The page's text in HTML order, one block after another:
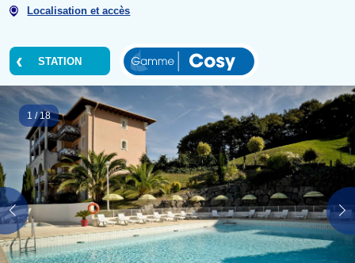
Résidence Soko-Eder
STATION
1 /18